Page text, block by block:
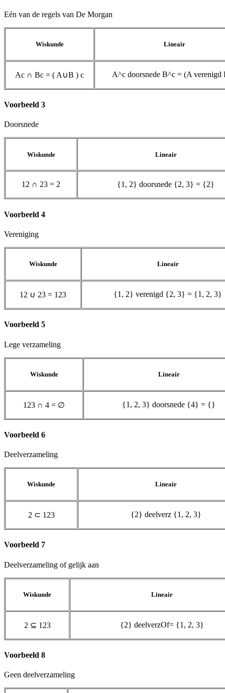
Eén van de regels van De Morgan
Wiskunde Lineair
Ac ∩ Bc = ( A ∪B ) c A^c doorsnede B^c = (A verenigd
Voorbeeld 3
Doorsnede
Wiskunde Lineair
12 ∩ 23 = 2 {1, 2} doorsnede {2, 3} = {2}
Voorbeeld 4
Vereniging
Wiskunde Lineair
1 2 ∪ 23 = 1 23 {1, 2} verenigd {2, 3} = {1, 2, 3}
Voorbeeld 5
Lege verzameling
Wiskunde Lineair
1 23 ∩ 4 = ∅ {1, 2, 3} doorsnede {4} = {}
Voorbeeld 6
Deelverzameling
Wiskunde Lineair
2 ⊂ 1 23 {2} deelverz {1, 2, 3}
Voorbeeld 7
Deelverzameling of gelijk aan
Wiskunde Lineair
2 ⊆ 1 23 {2} deelverzOf= {1, 2, 3}
Voorbeeld 8
Geen deelverzameling